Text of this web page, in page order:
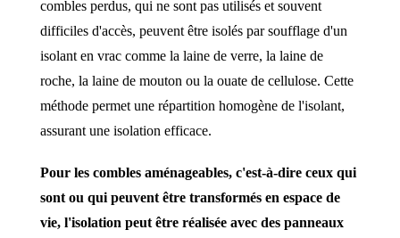
combles perdus, qui ne sont pas utilisés et souvent
difficiles d'accès, peuvent être isolés par soufflage d'un
isolant en vrac comme la laine de verre, la laine de
roche, la laine de mouton ou la ouate de cellulose. Cette
méthode permet une répartition homogène de l'isolant,
assurant une isolation efficace.
Pour les combles aménageables, c'est-à-dire ceux qui
sont ou qui peuvent être transformés en espace de
vie, l'isolation peut être réalisée avec des panneaux